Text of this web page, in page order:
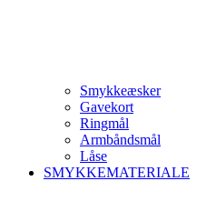
Smykkeæsker
Gavekort
Ringmål
Armbåndsmål
Låse
SMYKKEMATERIALE